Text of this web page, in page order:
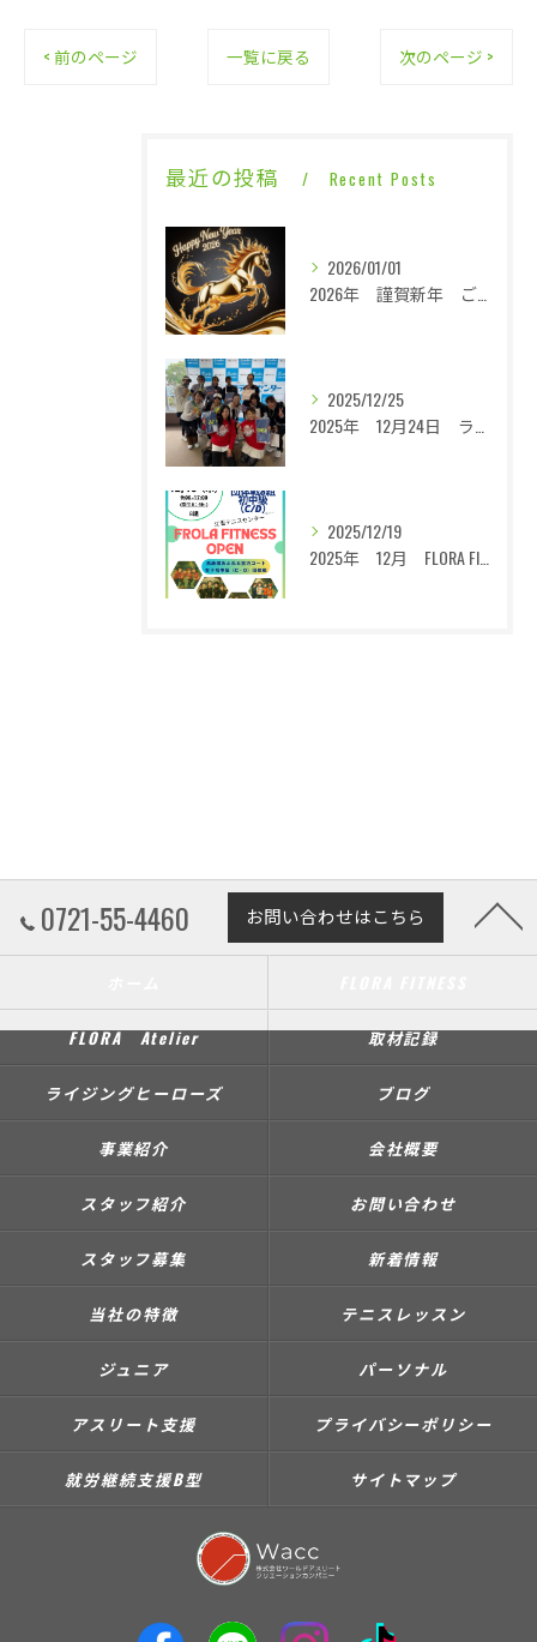
< 前のページ 一覧に戻る 次のページ >
最近の投稿 Recent Posts
2026/01/01
2025/12/25
2025/12/19
0721-55-4460 お問い合わせはこちら
FLORA Atelier 取材記録
ライジングヒーローズ ブログ
事業紹介 会社概要
スタッフ紹介 お問い合わせ
スタッフ募集 新着情報
当社の特徴 テニスレッスン
ジュニア パーソナル
アスリート支援 プライバシーポリシー
就労継続支援B型 サイトマップ